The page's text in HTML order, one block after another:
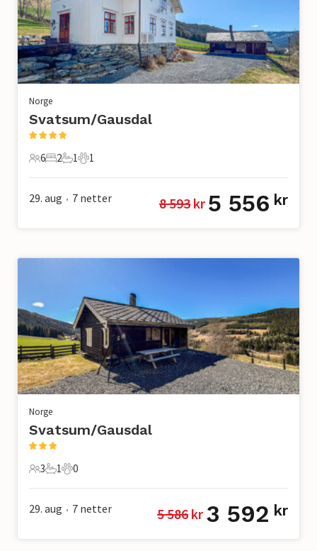
Norge
Svatsum/Gausdal
6 Gjester
6
2 Soverom
2
1 Bad
1
1 Kjæledyr
1
29. aug • 7 netter 8 593 kr 5 556 kr
Norge
Svatsum/Gausdal
3 Gjester
3
1 Bad
1
0 Kjæledyr
0
29. aug • 7 netter 5 586 kr 3 592 kr